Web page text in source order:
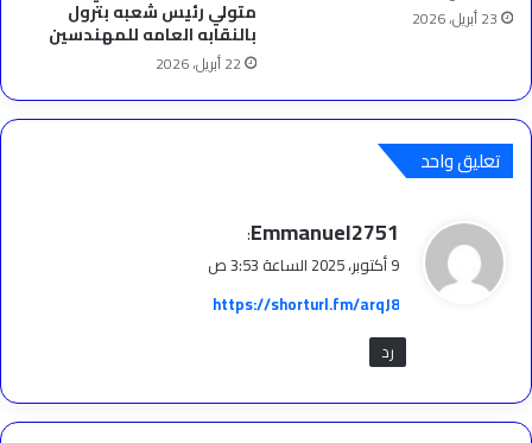
23 أبريل، 2026 متولي رئيس شعبه بترول
بالنقابه العامه للمهندسين
22 أبريل، 2026
تعليق واحد
ي
ق
ل
Emmanuel2751
:
9 أكتوبر، 2025 الساعة 3:53 ص
https://shorturl.fm/arqJ8
رد